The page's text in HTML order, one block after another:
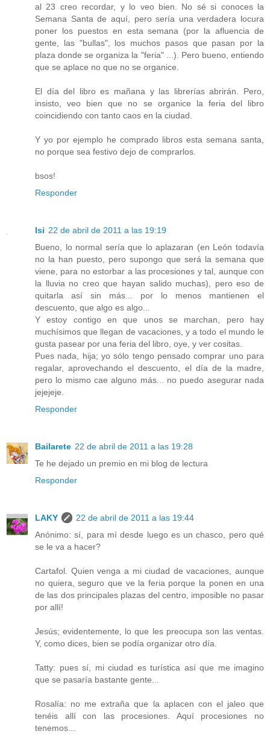
al 23 creo recordar, y lo veo bien. No sé si conoces la
Semana Santa de aquí, pero sería una verdadera locura
poner los puestos en esta semana (por la afluencia de
gente, las "bullas", los muchos pasos que pasan por la
plaza donde se organiza la "feria" ...). Pero bueno, entiendo
que se aplace no que no se organice.
El día del libro es mañana y las librerías abrirán. Pero,
insisto, veo bien que no se organice la feria del libro
coincidiendo con tanto caos en la ciudad.
Y yo por ejemplo he comprado libros esta semana santa,
no porque sea festivo dejo de comprarlos.
bsos!
Responder
Isi 22 de abril de 2011 a las 19:19
Bueno, lo normal sería que lo aplazaran (en León todavía
no la han puesto, pero supongo que será la semana que
viene, para no estorbar a las procesiones y tal, aunque con
la lluvia no creo que hayan salido muchas), pero eso de
quitarla así sin más... por lo menos mantienen el
descuento, que algo es algo...
Y estoy contigo en que unos se marchan, pero hay
muchísimos que llegan de vacaciones, y a todo el mundo le
gusta pasear por una feria del libro, oye, y ver cositas.
Pues nada, hija; yo sólo tengo pensado comprar uno para
regalar, aprovechando el descuento, el día de la madre,
pero lo mismo cae alguno más... no puedo asegurar nada
jejejeje.
Responder
Bailarete 22 de abril de 2011 a las 19:28
Te he dejado un premio en mi blog de lectura
Responder
LAKY
22 de abril de 2011 a las 19:44
Anónimo: sí, para mí desde luego es un chasco, pero qué
se le va a hacer?
Cartafol. Quien venga a mi ciudad de vacaciones, aunque
no quiera, seguro que ve la feria porque la ponen en una
de las dos principales plazas del centro, imposible no pasar
por allí!
Jesús; evidentemente, lo que les preocupa son las ventas.
Y, como dices, bien se podía organizar otro día.
Tatty: pues sí, mi ciudad es turística así que me imagino
que se pasaría bastante gente...
Rosalía: no me extraña que la aplacen con el jaleo que
tenéis allí con las procesiones. Aquí procesiones no
tenemos...